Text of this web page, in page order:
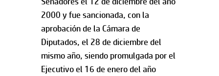
2000 y fue sancionada, con la
aprobación de la Cámara de
Diputados, el 28 de diciembre del
mismo año, siendo promulgada por el
Ejecutivo el 16 de enero del año